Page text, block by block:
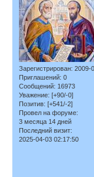
Зарегистрирован: 2009-
Приглашений: 0
Сообщений: 16973
Уважение: [+90/-0]
Позитив: [+541/-2]
Провел на форуме:
3 месяца 14 дней
Последний визит:
2025-04-03 02:17:50